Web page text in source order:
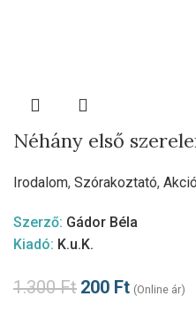
Néhány első
Irodalom, Szórakoztató,
Szerző: Gádor Béla
Kiadó: K.u.K.
1.300Ft 200 Ft (Online ár)